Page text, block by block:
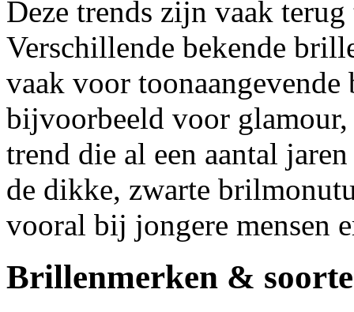
Deze trends zijn vaak
Verschillende bekende
vaak voor
bijvoorbeeld voor
trend die al een aantal
de dikke, zwarte
vooral bij jongere mensen
Brillenmerken &